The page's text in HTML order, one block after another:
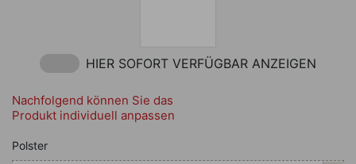
HIER SOFORT VERFÜGBAR ANZEIGEN
Nachfolgend können Sie das
Produkt individuell anpassen
Nachfolgend können Sie das
Polster